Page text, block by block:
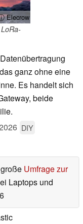
Elecrow
ganz ohne eine
Es handelt sich
beide
DIY
Umfrage zur
Laptops und